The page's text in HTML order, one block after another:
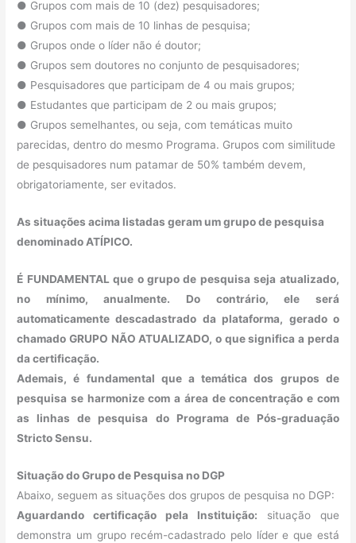
● Grupos com mais de 10 (dez) pesquisadores;
● Grupos com mais de 10 linhas de pesquisa;
● Grupos onde o líder não é doutor;
● Grupos sem doutores no conjunto de pesquisadores;
● Pesquisadores que participam de 4 ou mais grupos;
● Estudantes que participam de 2 ou mais grupos;
● Grupos semelhantes, ou seja, com temáticas muito
parecidas, dentro do mesmo Programa. Grupos com similitude
de pesquisadores num patamar de 50% também devem,
obrigatoriamente, ser evitados.
As situações acima listadas geram um grupo de pesquisa
denominado ATÍPICO.
É FUNDAMENTAL que o grupo de pesquisa seja atualizado,
no mínimo, anualmente. Do contrário, ele será
automaticamente descadastrado da plataforma, gerado o
chamado GRUPO NÃO ATUALIZADO, o que significa a perda
da certificação.
Ademais, é fundamental que a temática dos grupos de
pesquisa se harmonize com a área de concentração e com
as linhas de pesquisa do Programa de Pós-graduação
Stricto Sensu.
Situação do Grupo de Pesquisa no DGP
Abaixo, seguem as situações dos grupos de pesquisa no DGP:
Aguardando certificação pela Instituição: situação que
demonstra um grupo recém-cadastrado pelo líder e que está